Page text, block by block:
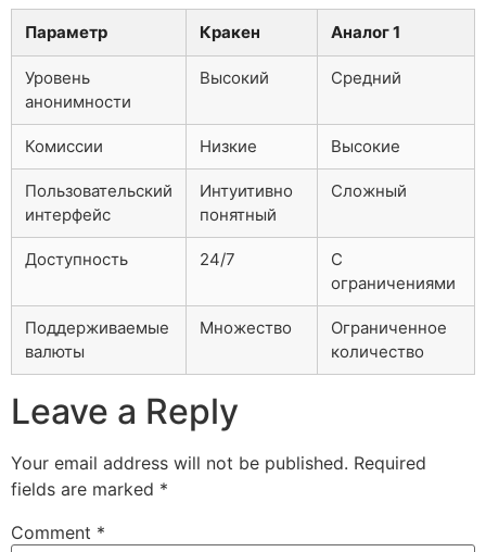
Параметр Кракен Аналог 1
Уровень
анонимности
Высокий Средний
Комиссии Низкие Высокие
Пользовательский
интерфейс
Интуитивно
понятный
Сложный
Доступность 24/7
С
ограничениями
Поддерживаемые
валюты
Множество
Ограниченное
количество
Leave a Reply
Your email address will not be published. Required
fields are marked *
Comment *